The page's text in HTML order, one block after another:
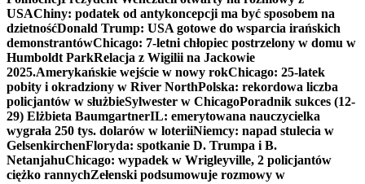
USAChiny: podatek od antykoncepcji ma być sposobem na
dzietnośćDonald Trump: USA gotowe do wsparcia irańskich
demonstrantówChicago: 7-letni chłopiec postrzelony w domu w
Humboldt ParkRelacja z Wigilii na Jackowie
2025.Amerykańskie wejście w nowy rokChicago: 25-latek
pobity i okradziony w River NorthPolska: rekordowa liczba
policjantów w służbieSylwester w ChicagoPoradnik sukces (12-
29) Elżbieta BaumgartnerIL: emerytowana nauczycielka
wygrała 250 tys. dolarów w loteriiNiemcy: napad stulecia w
GelsenkirchenFloryda: spotkanie D. Trumpa i B.
NetanjahuChicago: wypadek w Wrigleyville, 2 policjantów
ciężko rannychZełenski podsumowuje rozmowy w